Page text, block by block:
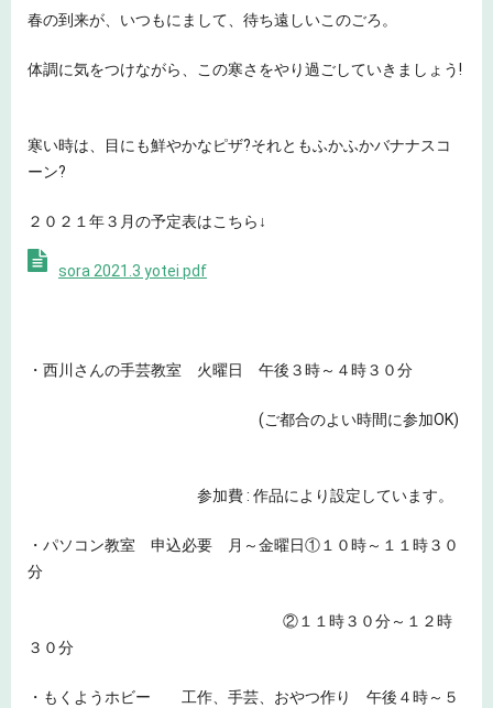
春の到来が、いつもにまして、待ち遠しいこのごろ。
体調に気をつけながら、この寒さをやり過ごしていきましょう!
寒い時は、目にも鮮やかなピザ?それともふかふかバナナスコ
ーン?
２０２１年３月の予定表はこちら↓
sora 2021.3 yotei pdf
・西川さんの手芸教室 火曜日 午後３時～４時３０分
(ご都合のよい時間に参加OK)
参加費 : 作品により設定しています。
・パソコン教室 申込必要 月～金曜日①１０時～１１時３０
分
②１１時３０分～１２時
３０分
・もくようホビー 工作、手芸、おやつ作り 午後４時～５